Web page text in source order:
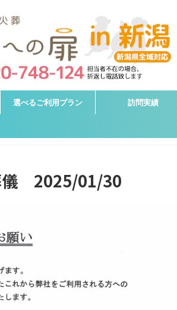
選べるご利用プラン 訪問実績
儀 2025/01/30